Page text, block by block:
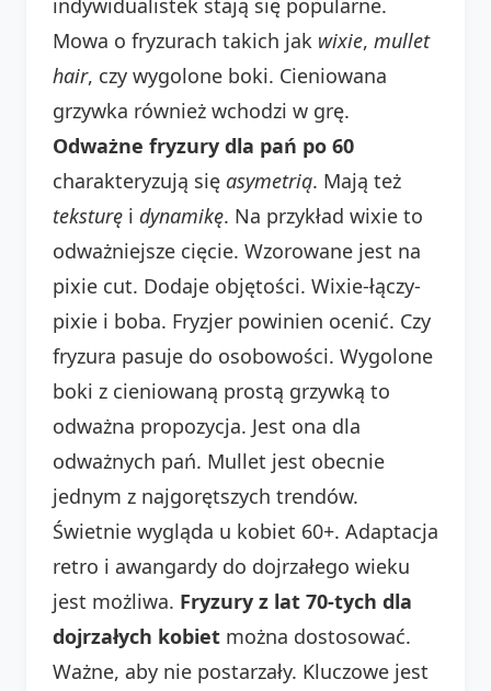
Mowa o fryzurach takich jak wixie, mullet
hair, czy wygolone boki. Cieniowana
grzywka również wchodzi w grę.
Odważne fryzury dla pań po 60
charakteryzują się asymetrią. Mają też
teksturę i dynamikę. Na przykład wixie to
odważniejsze cięcie. Wzorowane jest na
pixie cut. Dodaje objętości. Wixie-łączy-
pixie i boba. Fryzjer powinien ocenić. Czy
fryzura pasuje do osobowości. Wygolone
boki z cieniowaną prostą grzywką to
odważna propozycja. Jest ona dla
odważnych pań. Mullet jest obecnie
jednym z najgorętszych trendów.
Świetnie wygląda u kobiet 60+. Adaptacja
retro i awangardy do dojrzałego wieku
jest możliwa. Fryzury z lat 70-tych dla
dojrzałych kobiet można dostosować.
Ważne, aby nie postarzały. Kluczowe jest